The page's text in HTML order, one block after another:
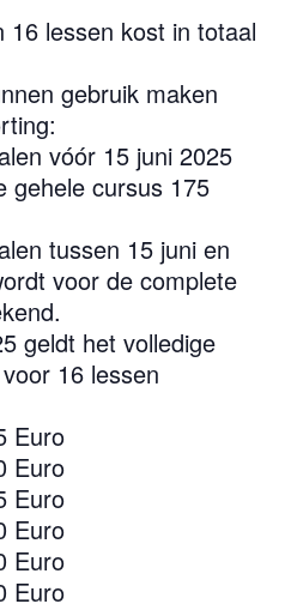
16 lessen kost in totaal
gebruik maken
vóór 15 juni 2025
gehele cursus 175
tussen 15 juni en
voor de complete
geldt het volledige
16 lessen
Euro
Euro
Euro
Euro
Euro
Euro